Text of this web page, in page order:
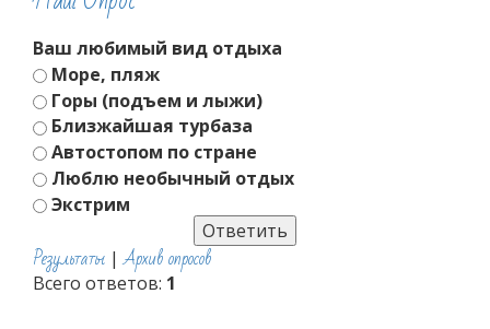
Ваш любимый вид отдыха
Море, пляж
Горы (подъем и лыжи)
Близжайшая турбаза
Автостопом по стране
Люблю необычный отдых
Экстрим
Результаты |Архив опросов
Всего ответов: 1